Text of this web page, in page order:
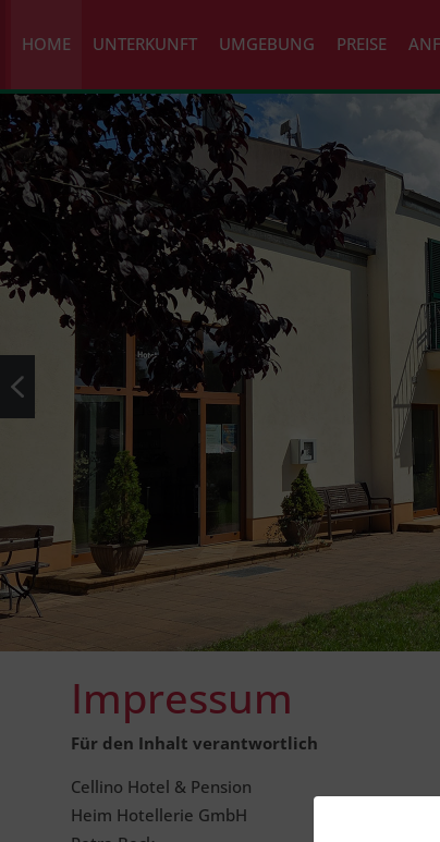
HOME UNTERKUNFT UMGEBUNG PREISE
Impressum
Für den Inhalt verantwortlich
Cellino Hotel & Pension
Heim Hotellerie GmbH